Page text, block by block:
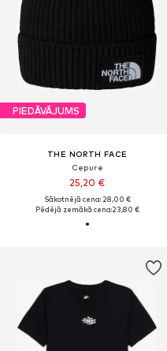
PIEDĀVĀJUMS
THE NORTH FACE
Cepure
25,20 €
Sākotnējā cena: 28,00 €
Pēdējā zemākā cena:23,80 €